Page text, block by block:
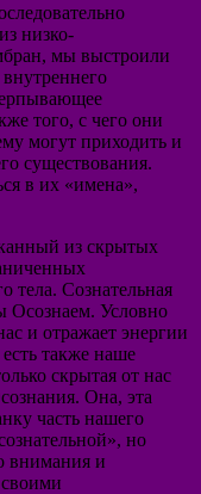
низко-
мы выстроили
того, с чего они
могут приходить и
существования.
в их «имена»,
из скрытых
тела. Сознательная
Осознаем. Условно
и отражает энергии
также наше
скрытая от нас
Она, эта
часть нашего
но
внимания и